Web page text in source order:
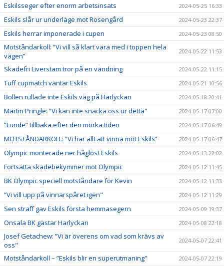
Eskilsseger efter enorm arbetsinsats 2024-05-25 16:33
Eskils slår ur underläge mot Rosengård 2024-05-23 22:37
Eskils herrar imponerade i cupen 2024-05-23 08:50
Motståndarkoll: ”Vi vill så klart vara med i toppen hela
vägen”
2024-05-22 11:53
Skadefri Liverstam tror på en vändning 2024-05-22 11:15
Tuff cupmatch väntar Eskils 2024-05-21 10:56
Bollen rullade inte Eskils väg på Harlyckan 2024-05-18 20:41
Martin Pringle: ”Vi kan inte snacka oss ur detta" 2024-05-17 07:00
”Lunde” tillbaka efter den mörka tiden 2024-05-17 06:49
MOTSTÅNDARKOLL: ”Vi har allt att vinna mot Eskils” 2024-05-17 06:47
Olympic monterade ner håglöst Eskils 2024-05-13 22:02
Fortsatta skadebekymmer mot Olympic 2024-05-12 11:45
BK Olympic speciell motståndare för Kevin 2024-05-12 11:33
”Vi vill upp på vinnarspåret igen" 2024-05-12 11:29
Sen straff gav Eskils första hemmasegern 2024-05-09 19:37
Onsala BK gästar Harlyckan 2024-05-08 22:18
Josef Getachew: ”Vi är överens om vad som krävs av
oss"
2024-05-07 22:41
Motståndarkoll – ”Eskils blir en superutmaning" 2024-05-07 22:19